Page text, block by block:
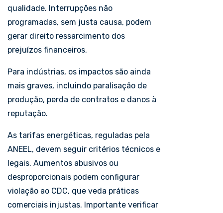
qualidade. Interrupções não
programadas, sem justa causa, podem
gerar direito ressarcimento dos
prejuízos financeiros.
Para indústrias, os impactos são ainda
mais graves, incluindo paralisação de
produção, perda de contratos e danos à
reputação.
As tarifas energéticas, reguladas pela
ANEEL, devem seguir critérios técnicos e
legais. Aumentos abusivos ou
desproporcionais podem configurar
violação ao CDC, que veda práticas
comerciais injustas. Importante verificar